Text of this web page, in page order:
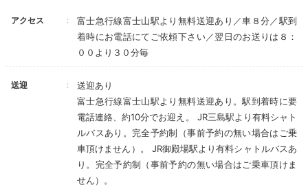
燦里というお部屋に宿泊しました。富士山を眺望できる
温泉露天風呂付きで、ツインベッド、窓際にデイベット
があり、富士山を眺めながらゆったり過ごせました。
+2
広々とした日本庭園で
アクセス
富士急行線富士山駅より無料送迎あり／車８分／駅到
着時にお電話にてご依頼下さい／翌日のお送りは８：
００より３０分毎
送迎
送迎あり
富士急行線富士山駅より無料送迎あり。駅到着時に要
電話連絡、約10分でお迎え。 JR三島駅より有料シャト
ルバスあり。完全予約制（事前予約の無い場合はご乗
車頂けません）。 JR御殿場駅より有料シャトルバスあ
り。完全予約制（事前予約の無い場合はご乗車頂けま
せん）。